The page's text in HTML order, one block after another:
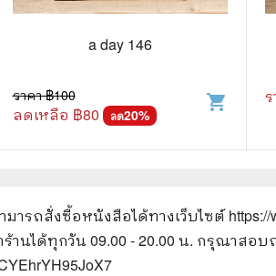
a day 146
ราคา ฿100
ลดเหลือ ฿80 ลด20%
shopping_cart
มารถสั่งซื้อหนังสือได้ทางเว็บไซต์
ร้านได้ทุกวัน 09.00 - 20.00 น. กรุณาส